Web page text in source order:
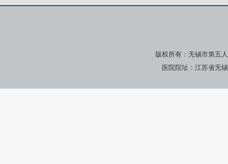
版权所有：无锡市第五
医院院址：江苏省无